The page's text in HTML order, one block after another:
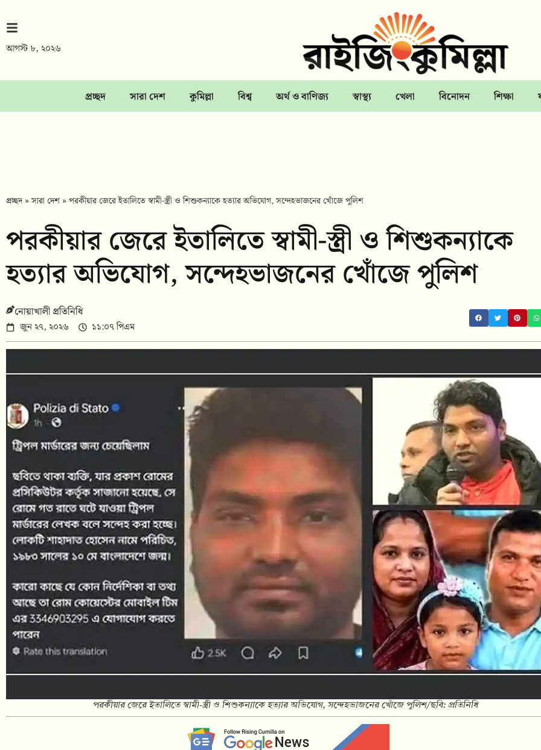
আগস্ট ৮, ২০২৬
প্রচ্ছদ সারা দেশ কুমিল্লা বিশ্ব অর্থ ও বাণিজ্য স্বাস্থ্য খেলা বিনোদন শিক্ষা
প্রচ্ছদ»সারা দেশ »পরকীয়ার জেরে ইতালিতে স্বামী-স্ত্রী ও শিশুকন্যাকে হত্যার অভিযোগ, সন্দেহভাজনের খোঁজে পুলিশ
পরকীয়ার জেরে ইতালিতে স্বামী-স্ত্রী ও শিশুকন্যাকে
হত্যার অভিযোগ, সন্দেহভাজনের খোঁজে পুলিশ
নোয়াখালী প্রতিনিধি
জুন ২৭, ২০২৬ ১১:০৭ পিএম
পরকীয়ার জেরে ইতালিতে স্বামী-স্ত্রী ও শিশুকন্যাকে হত্যার অভিযোগ, সন্দেহভাজনের খোঁজে পুলিশ/ছবি: প্রতিনিধি